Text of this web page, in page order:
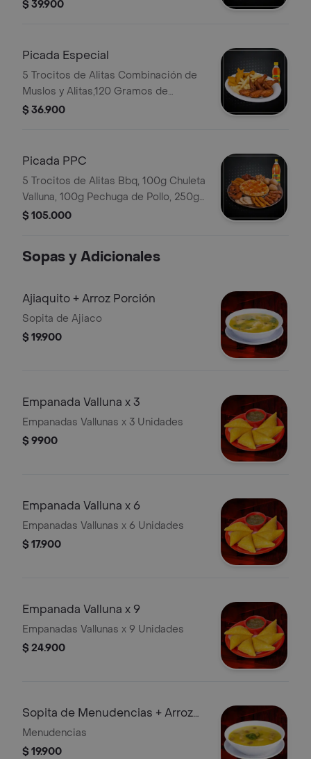
$ 39.900
Picada Especial
5 Trocitos de Alitas Combinación de
Muslos y Alitas,120 Gramos de
Milanesa de Pollo Apanado, Papa
$ 36.900
Picada PPC
5 Trocitos de Alitas Bbq, 100g Chuleta
Valluna, 100g Pechuga de Pollo, 250g
Costillas Bbq, Pizza Personal, Papa
$ 105.000
Sopas y Adicionales
Ajiaquito + Arroz Porción
Sopita de Ajiaco
$ 19.900
Empanada Valluna x 3
Empanadas Vallunas x 3 Unidades
$ 9900
Empanada Valluna x 6
Empanadas Vallunas x 6 Unidades
$ 17.900
Empanada Valluna x 9
Empanadas Vallunas x 9 Unidades
$ 24.900
Sopita de Menudencias + Arroz
Porción
Menudencias
$ 19.900